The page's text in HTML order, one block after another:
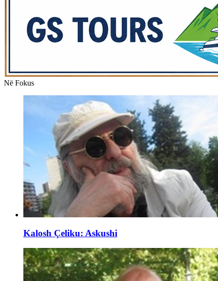
Në Fokus
Kalosh Çeliku: Askushi